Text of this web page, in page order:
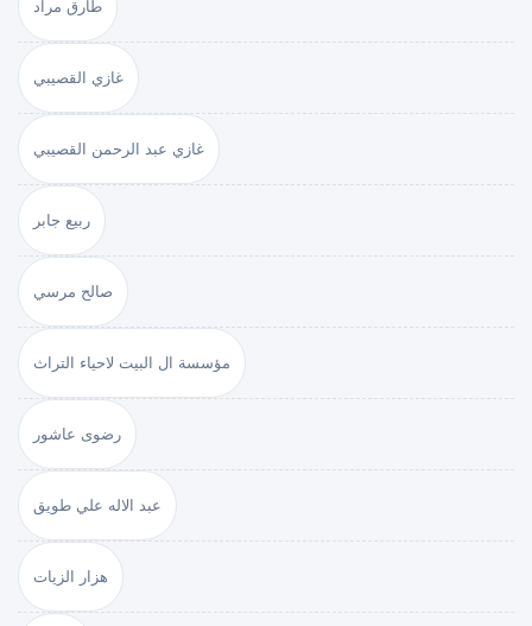
طارق مراد
غازي القصيبي
غازي عبد الرحمن القصيبي
ربيع جابر
صالح مرسي
مؤسسة ال البيت لاحياء التراث
رضوى عاشور
عبد الاله علي طويق
هزار الزيات